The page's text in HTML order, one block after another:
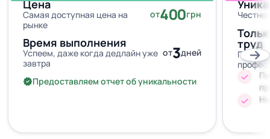
Цена
Самая доступная цена на
рынке
от400грн
Время выполнения
Успеем, даже когда дедлайн уже
завтра
от3дней
Предоставляем отчет об уникальности
труд